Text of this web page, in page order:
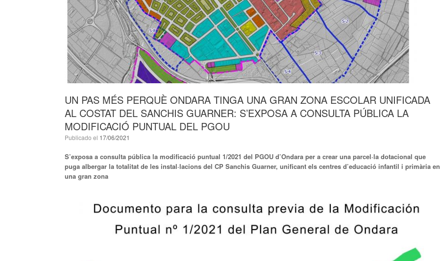
UN PAS MÉS PERQUÈ ONDARA TINGA UNA GRAN ZONA ESCOLAR UNIFICADA
AL COSTAT DEL SANCHIS GUARNER: S’EXPOSA A CONSULTA PÚBLICA LA
MODIFICACIÓ PUNTUAL DEL PGOU
Publicado el 17/06/2021
S’exposa a consulta pública la modificació puntual 1/2021 del PGOU d’Ondara per a crear una parcel·la dotacional que
puga albergar la totalitat de les instal·lacions del CP Sanchis Guarner, unificant els centres d’educació infantil i primària en
una gran zona